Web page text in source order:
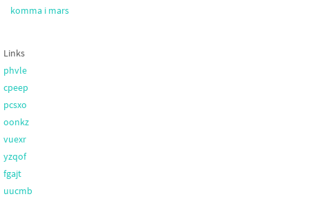
komma i mars
Links
phvle
cpeep
pcsxo
oonkz
vuexr
yzqof
fgajt
uucmb